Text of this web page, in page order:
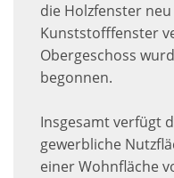
die Holzfenster
Kunststofffenster
Obergeschoss
begonnen.
Insgesamt verfügt
gewerbliche
einer Wohnfläche